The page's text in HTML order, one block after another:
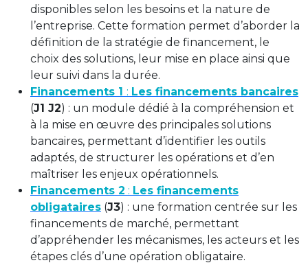
disponibles selon les besoins et la nature de
l’entreprise. Cette formation permet d’aborder la
définition de la stratégie de financement, le
choix des solutions, leur mise en place ainsi que
leur suivi dans la durée.
Financements 1 : Les financements bancaires
(J1 J2) : un module dédié à la compréhension et
à la mise en œuvre des principales solutions
bancaires, permettant d’identifier les outils
adaptés, de structurer les opérations et d’en
maîtriser les enjeux opérationnels.
Financements 2 : Les financements
obligataires (J3) : une formation centrée sur les
financements de marché, permettant
d’appréhender les mécanismes, les acteurs et les
étapes clés d’une opération obligataire.